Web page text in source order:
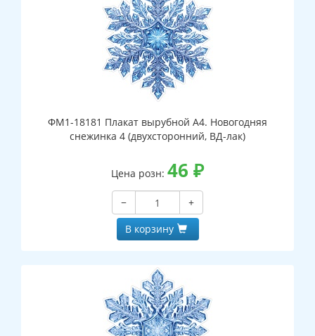
ФМ1-18181 Плакат вырубной А4. Новогодняя
снежинка 4 (двухсторонний, ВД-лак)
Цена розн: 46 ₽
−
+
В корзину